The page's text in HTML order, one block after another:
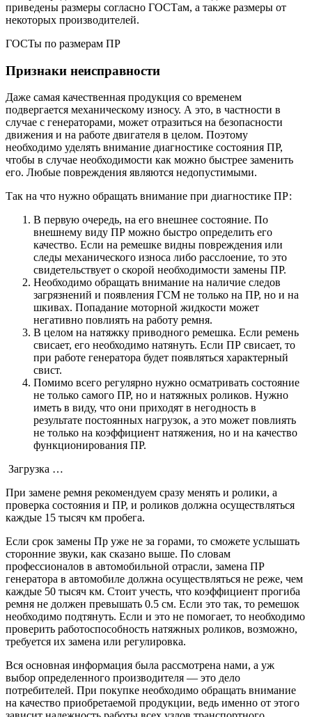
приведены размеры согласно ГОСТам, а также размеры от
некоторых производителей.
ГОСТы по размерам ПР
Признаки неисправности
Даже самая качественная продукция со временем
подвергается механическому износу. А это, в частности в
случае с генераторами, может отразиться на безопасности
движения и на работе двигателя в целом. Поэтому
необходимо уделять внимание диагностике состояния ПР,
чтобы в случае необходимости как можно быстрее заменить
его. Любые повреждения являются недопустимыми.
Так на что нужно обращать внимание при диагностике ПР:
В первую очередь, на его внешнее состояние. По
внешнему виду ПР можно быстро определить его
качество. Если на ремешке видны повреждения или
следы механического износа либо расслоение, то это
свидетельствует о скорой необходимости замены ПР.
Необходимо обращать внимание на наличие следов
загрязнений и появления ГСМ не только на ПР, но и на
шкивах. Попадание моторной жидкости может
негативно повлиять на работу ремня.
В целом на натяжку приводного ремешка. Если ремень
свисает, его необходимо натянуть. Если ПР свисает, то
при работе генератора будет появляться характерный
свист.
Помимо всего регулярно нужно осматривать состояние
не только самого ПР, но и натяжных роликов. Нужно
иметь в виду, что они приходят в негодность в
результате постоянных нагрузок, а это может повлиять
не только на коэффициент натяжения, но и на качество
функционирования ПР.
Загрузка …
При замене ремня рекомендуем сразу менять и ролики, а
проверка состояния и ПР, и роликов должна осуществляться
каждые 15 тысяч км пробега.
Если срок замены Пр уже не за горами, то сможете услышать
сторонние звуки, как сказано выше. По словам
профессионалов в автомобильной отрасли, замена ПР
генератора в автомобиле должна осуществляться не реже, чем
каждые 50 тысяч км. Стоит учесть, что коэффициент прогиба
ремня не должен превышать 0.5 см. Если это так, то ремешок
необходимо подтянуть. Если и это не помогает, то необходимо
проверить работоспособность натяжных роликов, возможно,
требуется их замена или регулировка.
Вся основная информация была рассмотрена нами, а уж
выбор определенного производителя — это дело
потребителей. При покупке необходимо обращать внимание
на качество приобретаемой продукции, ведь именно от этого